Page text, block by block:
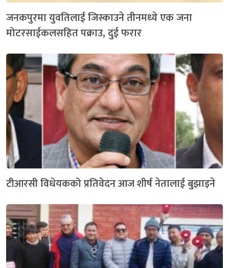
जनकपुरमा युवतिलाई जिस्काउने तीनमध्ये एक जना
मोटरसाईकलसहित पक्राउ, दुई फरार
टीआरसी विधेयकको प्रतिवेदन आज शीर्ष नेतालाई बुझाइने